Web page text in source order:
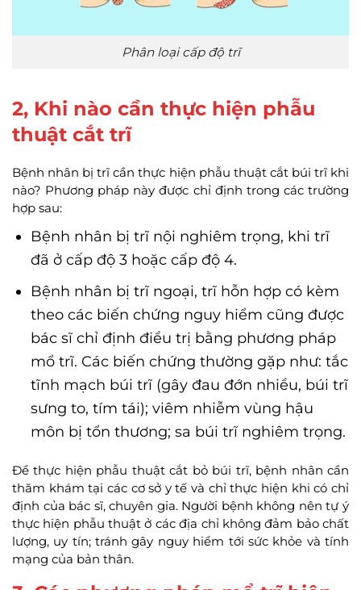
Phân loại cấp độ trĩ
2, Khi nào cần thực hiện phẫu
thuật cắt trĩ
Bệnh nhân bị trĩ cần thực hiện phẫu thuật cắt búi trĩ khi
nào? Phương pháp này được chỉ định trong các trường
hợp sau:
Bệnh nhân bị trĩ nội nghiêm trọng, khi trĩ
đã ở cấp độ 3 hoặc cấp độ 4.
Bệnh nhân bị trĩ ngoại, trĩ hỗn hợp có kèm
theo các biến chứng nguy hiểm cũng được
bác sĩ chỉ định điều trị bằng phương pháp
mổ trĩ. Các biến chứng thường gặp như: tắc
tĩnh mạch búi trĩ (gây đau đớn nhiều, búi trĩ
sưng to, tím tái); viêm nhiễm vùng hậu
môn bị tổn thương; sa búi trĩ nghiêm trọng.
Để thực hiện phẫu thuật cắt bỏ búi trĩ, bệnh nhân cần
thăm khám tại các cơ sở y tế và chỉ thực hiện khi có chỉ
định của bác sĩ, chuyên gia. Người bệnh không nên tự ý
thực hiện phẫu thuật ở các địa chỉ không đảm bảo chất
lượng, uy tín; tránh gây nguy hiểm tới sức khỏe và tính
mạng của bản thân.